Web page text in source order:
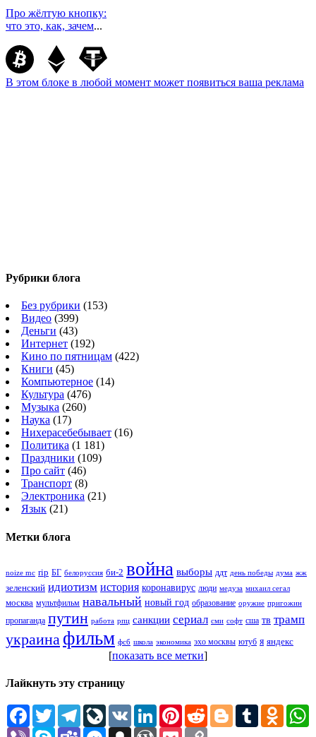
Про жёлтую кнопку:
что это, как, зачем...
В этом блоке в любой момент может появиться ваша реклама
Рубрики блога
Без рубрики (153)
Видео (399)
Деньги (43)
Интернет (192)
Кино по пятницам (422)
Книги (45)
Компьютерное (14)
Культура (476)
Музыка (260)
Наука (17)
Нихерасебебывает (16)
Политика (1 181)
Праздники (109)
Про сайт (46)
Транспорт (8)
Электроника (21)
Язык (21)
Метки блога
noize mc rip БГ белоруссия би-2 война выборы ддт день победы дума жж
зеленский идиотизм история коронавирус люди медуза михаил сегал
москва мультфильм навальный новый год образование оружие пригожин
пропаганда путин работа рпц санкции сериал сми софт сша тв трамп
украина фильм фсб школа экономика эхо москвы ютуб я яндекс
[показать все метки]
Лайкнуть эту страницу
FacebookTwitterTelegramLiveJournal
VK LinkedInPinterestRedditBloggerTumblr
Viber Skype TeamsMessengerSnapchatWordPress
Pocket